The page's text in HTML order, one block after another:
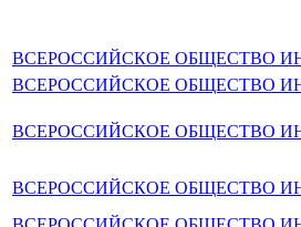
ВСЕРОССИЙСКОЕ ОБЩЕСТВО
ВСЕРОССИЙСКОЕ ОБЩЕСТВО
ВСЕРОССИЙСКОЕ ОБЩЕСТВО
ВСЕРОССИЙСКОЕ ОБЩЕСТВО